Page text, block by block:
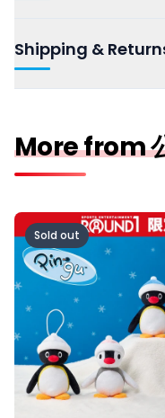
Shipping &
More from
ピングー ぬいぐるみ
Sold out